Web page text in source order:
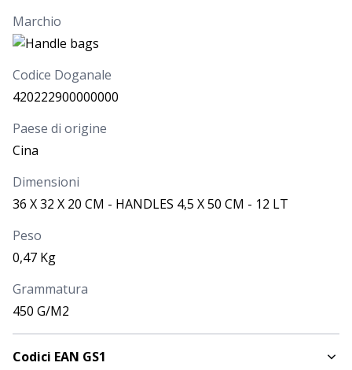
Marchio
Codice Doganale
420222900000000
Paese di origine
Cina
Dimensioni
36 X 32 X 20 CM - HANDLES 4,5 X 50 CM - 12 LT
Peso
0,47 Kg
Grammatura
450 G/M2
Codici EAN GS1